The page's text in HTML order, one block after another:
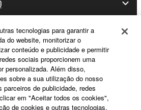
tecnologias para garantir a
do website, monitorizar o
conteúdo e publicidade e permitir
sociais proporcionem uma
personalizada. Além disso,
sobre a sua utilização do nosso
de publicidade, redes
em "Aceitar todos os cookies",
de cookies e outras tecnologias.